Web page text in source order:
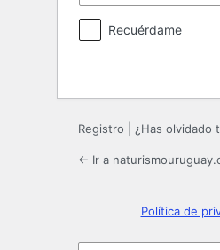
Recuérdame
Registro ¿Has olvidado
← Ir a
Política de